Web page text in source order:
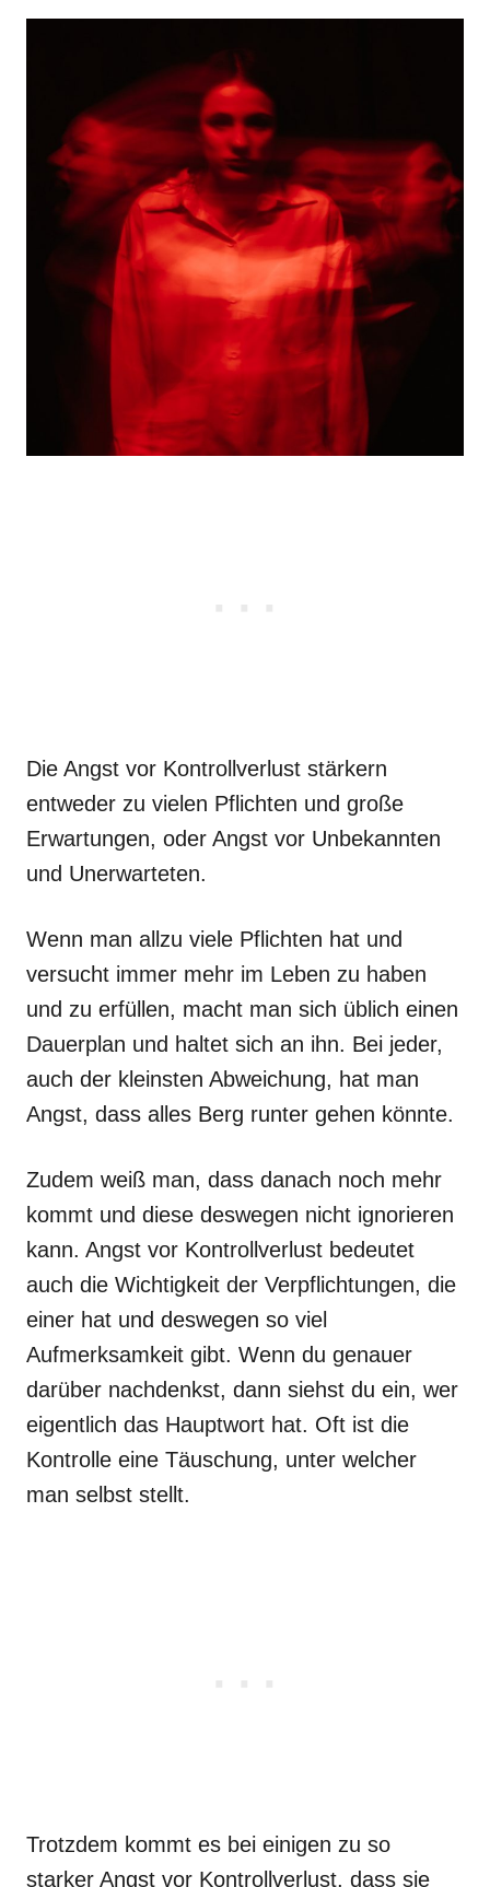
Die Angst vor Kontrollverlust stärkern
entweder zu vielen Pflichten und große
Erwartungen, oder Angst vor Unbekannten
und Unerwarteten.
Wenn man allzu viele Pflichten hat und
versucht immer mehr im Leben zu haben
und zu erfüllen, macht man sich üblich einen
Dauerplan und haltet sich an ihn. Bei jeder,
auch der kleinsten Abweichung, hat man
Angst, dass alles Berg runter gehen könnte.
Zudem weiß man, dass danach noch mehr
kommt und diese deswegen nicht ignorieren
kann. Angst vor Kontrollverlust bedeutet
auch die Wichtigkeit der Verpflichtungen, die
einer hat und deswegen so viel
Aufmerksamkeit gibt. Wenn du genauer
darüber nachdenkst, dann siehst du ein, wer
eigentlich das Hauptwort hat. Oft ist die
Kontrolle eine Täuschung, unter welcher
man selbst stellt.
Trotzdem kommt es bei einigen zu so
starker Angst vor Kontrollverlust, dass sie